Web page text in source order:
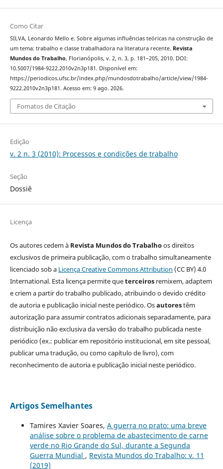
Como Citar
SILVA, Leonardo Mello e. Sobre algumas influências teóricas na construção de
um tema: trabalho e classe trabalhadora na literatura recente. Revista
Mundos do Trabalho, Florianópolis, v. 2, n. 3, p. 181–205, 2010. DOI:
10.5007/1984-9222.2010v2n3p181. Disponível em:
https://periodicos.ufsc.br/index.php/mundosdotrabalho/article/view/1984-
9222.2010v2n3p181. Acesso em: 9 ago. 2026.
Fomatos de Citação
Edição
v. 2 n. 3 (2010): Processos e condições de trabalho
Seção
Dossiê
Licença
Os autores cedem à Revista Mundos do Trabalhoos direitos
exclusivos de primeira publicação, com o trabalho simultaneamente
licenciado sob a Licença Creative Commons Attribution (CC BY) 4.0
International. Esta licença permite queterceirosremixem, adaptem
e criem a partir do trabalho publicado, atribuindo o devido crédito
de autoria e publicação inicial neste periódico. Osautorestêm
autorização para assumir contratos adicionais separadamente, para
distribuição não exclusiva da versão do trabalho publicada neste
periódico (ex.: publicar em repositório institucional, em site pessoal,
publicar uma tradução, ou como capítulo de livro), com
reconhecimento de autoria e publicação inicial neste periódico.
Artigos Semelhantes
Tamires Xavier Soares, A guerra no prato: uma breve
análise sobre o problema de abastecimento de carne
verde no Rio Grande do Sul, durante a Segunda
Guerra Mundial , Revista Mundos do Trabalho: v. 11
(2019)